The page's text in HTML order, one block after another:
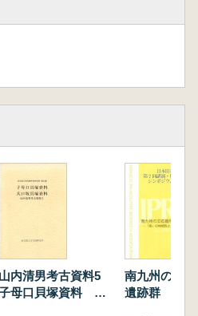
山内清男考古資料5
母口貝塚資料 大
南九州の旧
遺跡群 「南